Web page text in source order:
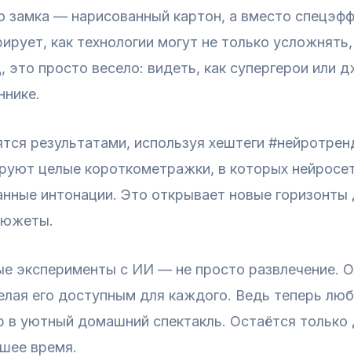
замка — нарисованный картон, а вместо
как технологии могут не только
это просто весело: видеть, как супергерои или
результатами, используя хештеги
целые короткометражки, в которых
интонации. Это открывает новые
эксперименты с ИИ — не просто развлечение.
его доступным для каждого. Ведь теперь
в уютный домашний спектакль. Остаётся
время.